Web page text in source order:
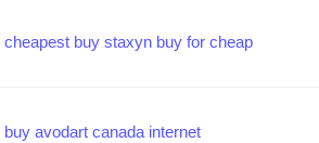
cheapest buy staxyn buy for cheap
buy avodart canada internet